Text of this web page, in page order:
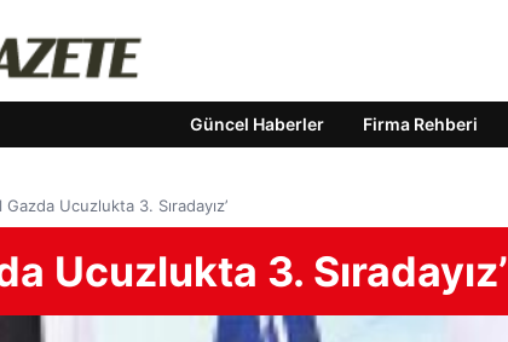
Güncel Haberler Firma Rehberi
Gazda Ucuzlukta 3. Sıradayız’
Ucuzlukta 3. Sıradayız’